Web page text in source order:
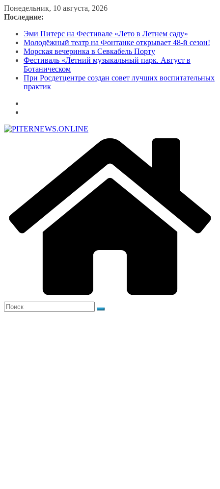
Перейти
к
Понедельник, 10 августа, 2026
Последние:
Эми Питерс на Фестивале «Лето в Летнем саду»
Молодёжный театр на Фонтанке открывает 48-й сезон!
Морская вечеринка в Севкабель Порту
Фестиваль «Летний музыкальный парк. Август в
Ботаническом
При Росдетцентре создан совет лучших воспитательных
практик